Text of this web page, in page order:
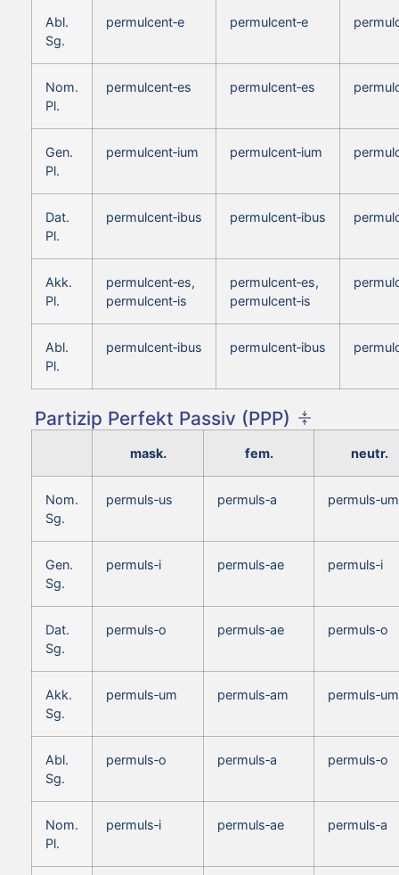
Abl.
Sg.
permulcent‑e permulcent‑e
Nom.
Pl.
permulcent‑es permulcent‑es
Gen.
Pl.
permulcent‑ium permulcent‑ium
Dat.
Pl.
permulcent‑ibus permulcent‑ibus
Akk.
Pl.
permulcent‑es,
permulcent‑is
permulcent‑es,
permulcent‑is
Abl.
Pl.
permulcent‑ibus permulcent‑ibus
Partizip Perfekt Passiv (PPP)
mask. fem. neutr.
Nom.
Sg.
permuls‑us permuls‑a permuls‑um
Gen.
Sg.
permuls‑i permuls‑ae permuls‑i
Dat.
Sg.
permuls‑o permuls‑ae permuls‑o
Akk.
Sg.
permuls‑um permuls‑am permuls‑um
Abl.
Sg.
permuls‑o permuls‑a permuls‑o
Nom.
Pl.
permuls‑i permuls‑ae permuls‑a